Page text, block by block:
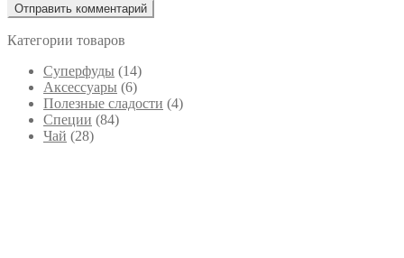
Категории товаров
Cуперфуды (14)
Аксессуары (6)
Полезные сладости (4)
Специи (84)
Чай (28)